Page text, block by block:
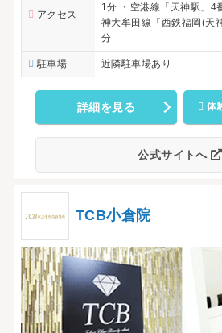
アクセス
1分 ・空港線「天神駅」4
神大牟田線「西鉄福岡(天
分
駐車場 近隣駐車場あり
詳細を見る 体
公式サイトへ
TCB小倉院